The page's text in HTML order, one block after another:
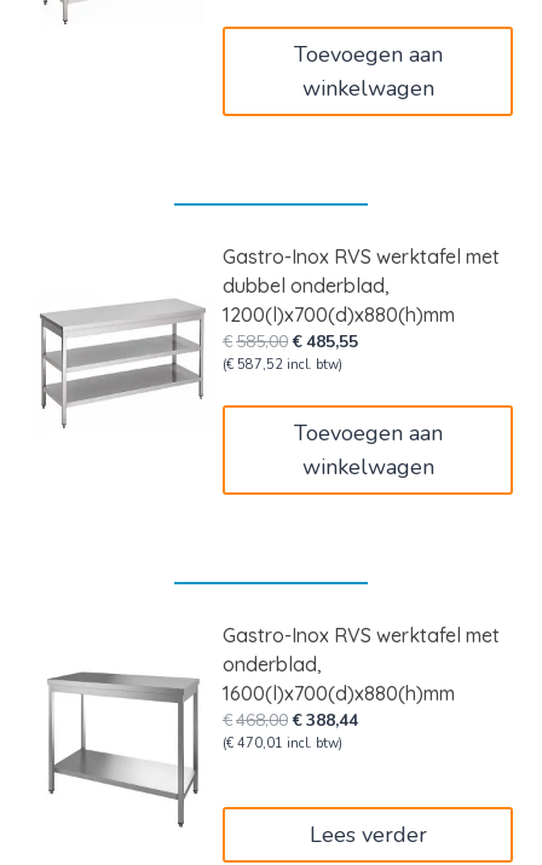
Toevoegen aan
winkelwagen
Gastro-Inox RVS werktafel met
dubbel onderblad,
1200(l)x700(d)x880(h)mm
€585,00Oorspronkelijke
prijs
€485,55Huidige
(€ 587,52 incl. btw)
Toevoegen aan
winkelwagen
Gastro-Inox RVS werktafel met
onderblad,
1600(l)x700(d)x880(h)mm
€468,00Oorspronkelijke
prijs
€388,44Huidige
(€ 470,01 incl. btw)
Lees verder